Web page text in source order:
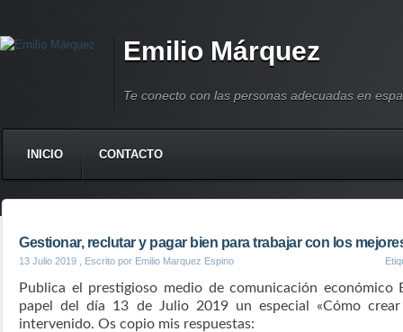
Emilio Márquez
Te conecto con las personas adecuadas en
INICIO CONTACTO
Gestionar, reclutar y pagar bien para trabajar con los
13 Julio 2019 , Escrito por Emilio Marquez Espino
Publica el prestigioso medio de comunicación económico
papel del día 13 de Julio 2019 un especial «Cómo
intervenido. Os copio mis respuestas: